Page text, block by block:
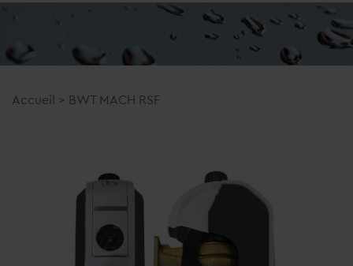
Accueil > BWT MACH RSF